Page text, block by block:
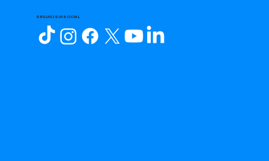
SEGUICI SUI SOCIAL